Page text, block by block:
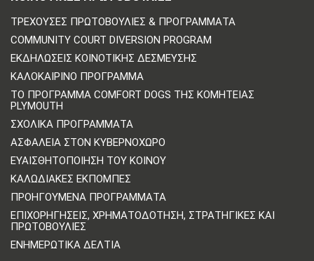
ΤΡΈΧΟΥΣΕΣ ΠΡΩΤΟΒΟΥΛΊΕΣ & ΠΡΟΓΡΆΜΜΑΤΑ
COMMUNITY COURT DIVERSION PROGRAM
ΕΚΔΗΛΏΣΕΙΣ ΚΟΙΝΟΤΙΚΉΣ ΔΈΣΜΕΥΣΗΣ
ΚΑΛΟΚΑΙΡΙΝΌ ΠΡΌΓΡΑΜΜΑ
ΤΟ ΠΡΌΓΡΑΜΜΑ COMFORT DOGS ΤΗΣ ΚΟΜΗΤΕΊΑΣ
PLYMOUTH
ΣΧΟΛΙΚΆ ΠΡΟΓΡΆΜΜΑΤΑ
ΑΣΦΆΛΕΙΑ ΣΤΟΝ ΚΥΒΕΡΝΟΧΏΡΟ
ΕΥΑΙΣΘΗΤΟΠΟΊΗΣΗ ΤΟΥ ΚΟΙΝΟΎ
ΚΑΛΩΔΙΑΚΈΣ ΕΚΠΟΜΠΈΣ
ΠΡΟΗΓΟΎΜΕΝΑ ΠΡΟΓΡΆΜΜΑΤΑ
ΕΠΙΧΟΡΗΓΉΣΕΙΣ, ΧΡΗΜΑΤΟΔΌΤΗΣΗ, ΣΤΡΑΤΗΓΙΚΈΣ ΚΑΙ
ΠΡΩΤΟΒΟΥΛΊΕΣ
ΕΝΗΜΕΡΩΤΙΚΆ ΔΕΛΤΊΑ